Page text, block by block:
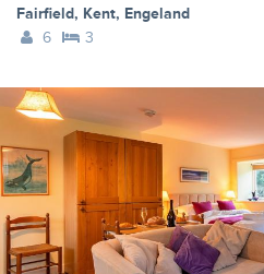
Fairfield, Kent, Engeland
6
3